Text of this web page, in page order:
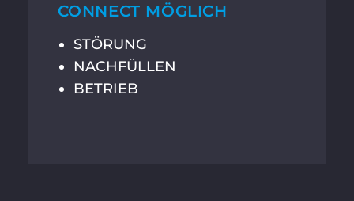
CONNECT MÖGLICH
STÖRUNG
NACHFÜLLEN
BETRIEB